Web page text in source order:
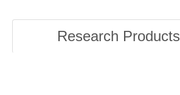
Research Products